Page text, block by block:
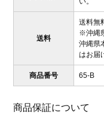
送料
送料無
※沖縄
沖縄県
はお届
商品番号 65-B
商品保証について